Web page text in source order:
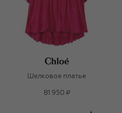
Шелковое платье
81 950 ₽